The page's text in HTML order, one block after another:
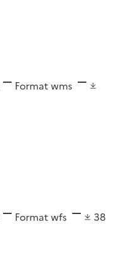
Format wms
Format wfs
38